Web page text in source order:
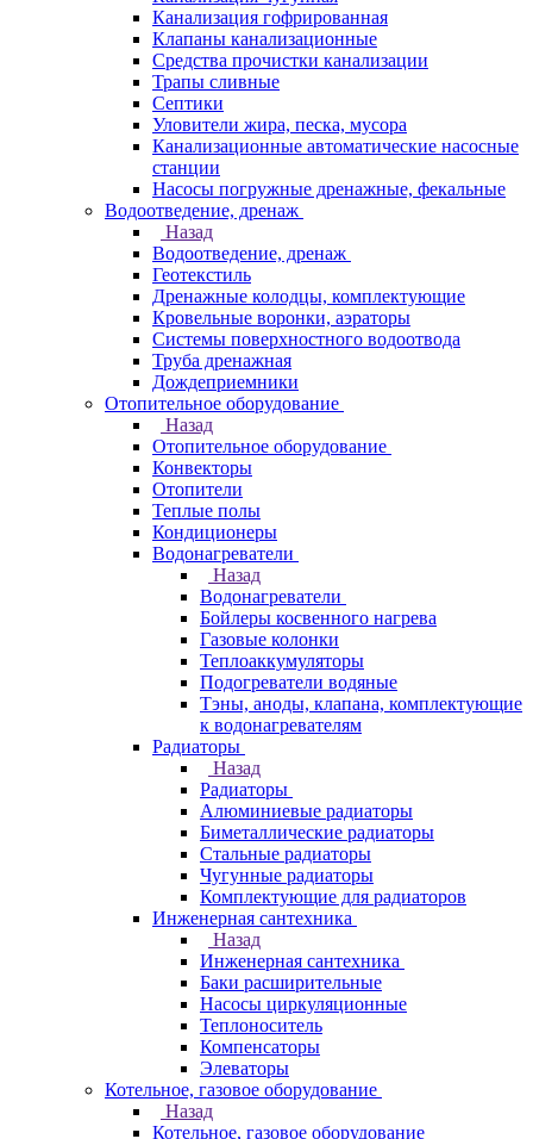
Канализация гофрированная
Клапаны канализационные
Средства прочистки канализации
Трапы сливные
Септики
Уловители жира, песка, мусора
Канализационные автоматические насосные
станции
Насосы погружные дренажные, фекальные
Водоотведение, дренаж
Назад
Водоотведение, дренаж
Геотекстиль
Дренажные колодцы, комплектующие
Кровельные воронки, аэраторы
Системы поверхностного водоотвода
Труба дренажная
Дождеприемники
Отопительное оборудование
Назад
Отопительное оборудование
Конвекторы
Отопители
Теплые полы
Кондиционеры
Водонагреватели
Назад
Водонагреватели
Бойлеры косвенного нагрева
Газовые колонки
Теплоаккумуляторы
Подогреватели водяные
Тэны, аноды, клапана, комплектующие
к водонагревателям
Радиаторы
Назад
Радиаторы
Алюминиевые радиаторы
Биметаллические радиаторы
Стальные радиаторы
Чугунные радиаторы
Комплектующие для радиаторов
Инженерная сантехника
Назад
Инженерная сантехника
Баки расширительные
Насосы циркуляционные
Теплоноситель
Компенсаторы
Элеваторы
Котельное, газовое оборудование
Назад
Котельное, газовое оборудование